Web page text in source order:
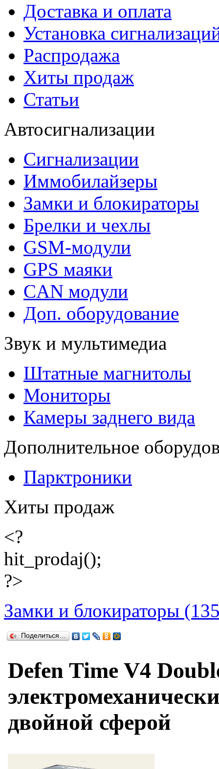
Доставка и оплата
Установка
Распродажа
Хиты продаж
Статьи
Автосигнализации
Сигнализации
Иммобилайзеры
Замки и блокираторы
Брелки и чехлы
GSM-модули
GPS маяки
CAN модули
Доп. оборудование
Звук и мультимедиа
Штатные магнитолы
Мониторы
Камеры заднего вида
Дополнительное
Парктроники
Хиты продаж
<?
hit_prodaj();
?>
Замки и блокираторы
Поделиться…
Defen Time V4
двойной сферой